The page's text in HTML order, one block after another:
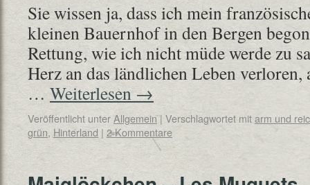
Sie wissen ja, dass ich mein
kleinen Bauernhof in den Bergen
Rettung, wie ich nicht müde werde zu
Herz an das ländlichen Leben
… Weiterlesen →
Veröffentlicht unterAllgemein | Verschlagwortet mitarm und
grün, Hinterland | 2 Kommentare